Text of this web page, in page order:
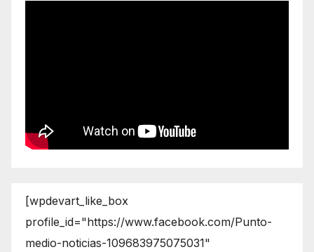
[wpdevart_like_box
profile_id="https://www.facebook.com/Punto-
medio-noticias-109683975075031"